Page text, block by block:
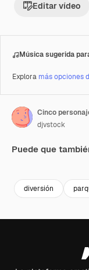
Editar vídeo
Música sugerida
Explora más opciones
Cinco
djvstock
Puede que
diversión